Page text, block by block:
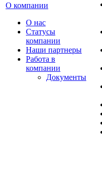
О компании
О нас
Cтатусы
компании
Наши партнеры
Работа в
компании
Документы